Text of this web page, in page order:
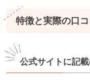
特徴と実際の口
公式サイトに記